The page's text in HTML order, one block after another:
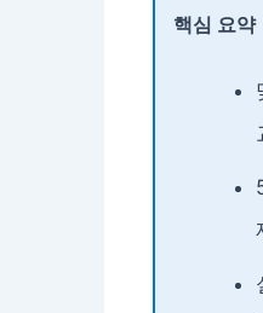
핵심 요약